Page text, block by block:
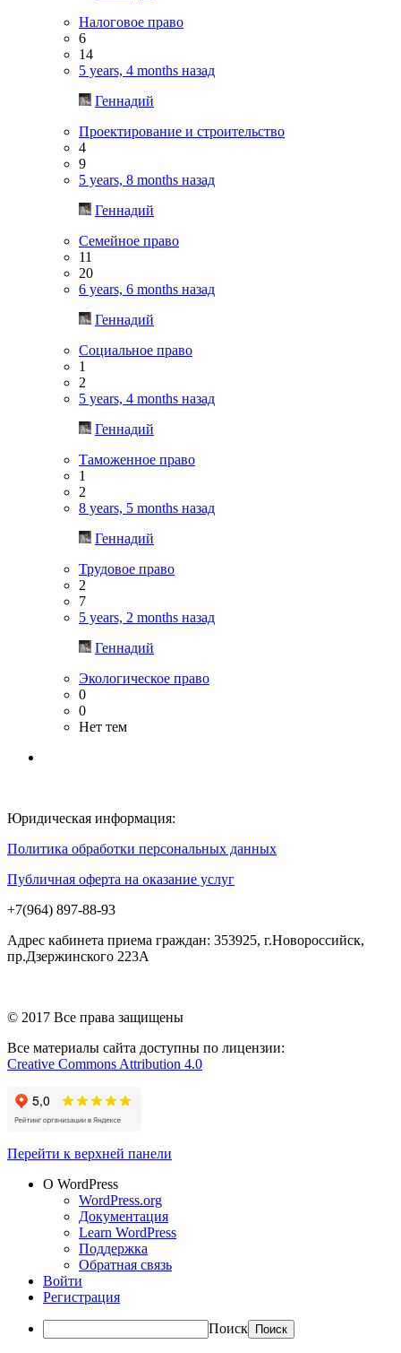
Налоговое право
6
14
5 years, 4 months назад
Геннадий
Проектирование и строительство
4
9
5 years, 8 months назад
Геннадий
Семейное право
11
20
6 years, 6 months назад
Геннадий
Социальное право
1
2
5 years, 4 months назад
Геннадий
Таможенное право
1
2
8 years, 5 months назад
Геннадий
Трудовое право
2
7
5 years, 2 months назад
Геннадий
Экологическое право
0
0
Нет тем
Юридическая информация:
Политика обработки персональных данных
Публичная оферта на оказание услуг
+7(964) 897-88-93
Адрес кабинета приема граждан: 353925, г.Новороссийск,
пр.Дзержинского 223А
© 2017 Все права защищены
Все материалы сайта доступны по лицензии:
Creative Commons Attribution 4.0
Перейти к верхней панели
О WordPress
WordPress.org
Документация
Learn WordPress
Поддержка
Обратная связь
Войти
Регистрация
Поиск